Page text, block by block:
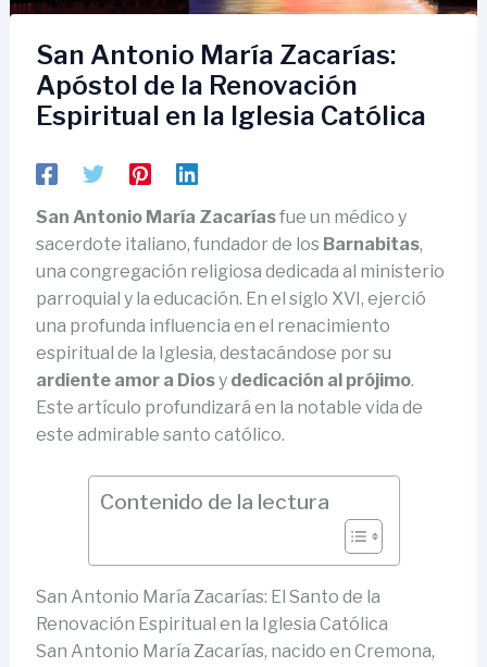
San Antonio María Zacarías:
Apóstol de la Renovación
Espiritual en la Iglesia Católica
San Antonio María Zacaríasfue un médico y
sacerdote italiano, fundador de los Barnabitas,
una congregación religiosa dedicada al ministerio
parroquial y la educación. En el siglo XVI, ejerció
una profunda influencia en el renacimiento
espiritual de la Iglesia, destacándose por su
ardiente amor a Diosy dedicación al prójimo.
Este artículo profundizará en la notable vida de
este admirable santo católico.
Contenido de la lectura
San Antonio María Zacarías: El Santo de la
Renovación Espiritual en la Iglesia Católica
San Antonio María Zacarías, nacido en Cremona,